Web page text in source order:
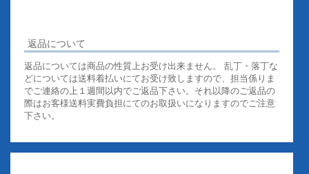
返品について
返品については商品の性質上お受け出来ません。 乱丁・落丁な
どについては送料着払いにてお受け致しますので、担当係りま
でご連絡の上１週間以内でご返品下さい。それ以降のご返品の
際はお客様送料実費負担にてのお取扱いになりますのでご注意
下さい。